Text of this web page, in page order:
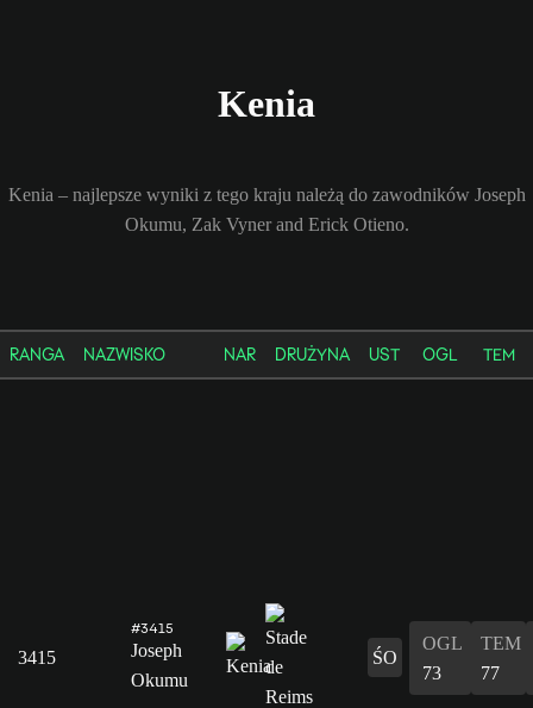
Kenia
Kenia – najlepsze wyniki z tego kraju należą do zawodników Joseph
Okumu, Zak Vyner and Erick Otieno.
RANGA NAZWISKO NAR DRUŻYNA UST OGL TEM
3415
#3415
Joseph
Okumu
ŚO
OGL
73
TEM
77